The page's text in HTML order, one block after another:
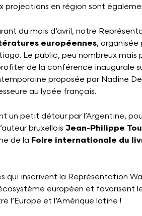
projections en région sont
du mois d’avril, notre
européennes, organisée
Le public, peu nombreux mais
de la conférence inaugurale
proposée par Nadine
au lycée français.
un petit détour par l’Argentine,
bruxellois Jean-Philippe
de la Foire internationale du
qui inscrivent la Représentation
européen et favorisent
l’Europe et l’Amérique latine !